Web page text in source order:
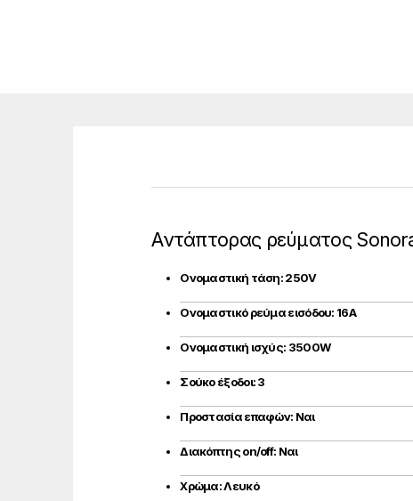
Αντάπτορας ρεύματος
Ονομαστική τάση: 250V
Ονομαστικό ρεύμα εισόδου: 16A
Ονομαστική ισχύς: 3500W
Σούκο έξοδοι: 3
Προστασία επαφών: Ναι
Διακόπτης on/off: Ναι
Χρώμα: Λευκό